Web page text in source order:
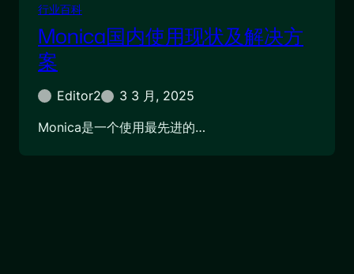
行业百科
Monica国内使用现状及解决方
案
Editor2
3 3 月, 2025
Monica是一个使用最先进的…